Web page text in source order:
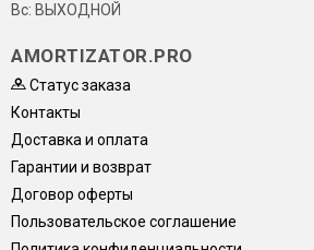
Вс: ВЫХОДНОЙ
AMORTIZATOR.PRO
Статус заказа
Контакты
Доставка и оплата
Гарантии и возврат
Договор оферты
Пользовательское соглашение